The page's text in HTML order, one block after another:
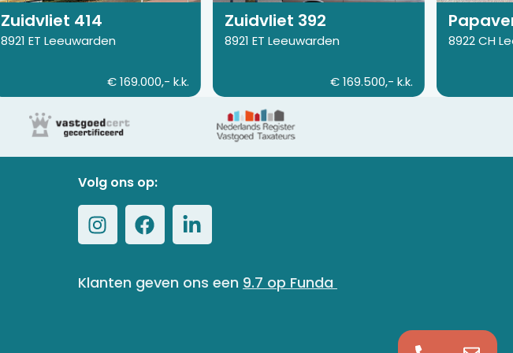
Zuidvliet 414
8921 ET Leeuwarden
€ 169.000,- k.k.
Zuidvliet 392
8921 ET Leeuwarden
€ 169.500,- k.k.
8922 CH
Volg ons op:
Klanten geven ons een 9.7 op Funda